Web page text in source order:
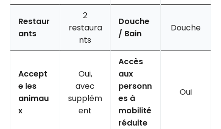
Restaur
ants
2
restaura
nts
Douche
/ Bain
Douche
Accept
e les
animau
x
Oui,
avec
supplém
ent
Accès
aux
personn
es à
mobilité
réduite
Oui